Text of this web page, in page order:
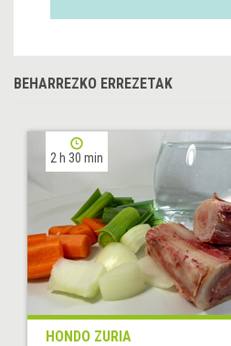
BEHARREZKO ERREZETAK
2 h 30 min
HONDO ZURIA